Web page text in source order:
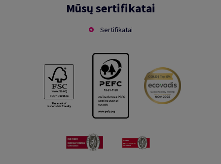
Mūsų sertifikatai
Sertifikatai